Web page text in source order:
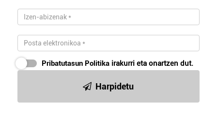
Pribatutasun Politika irakurri eta onartzen dut.
Harpidetu